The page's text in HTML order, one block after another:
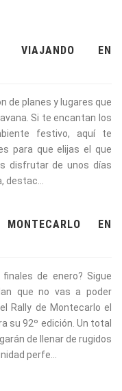
VIAJANDO EN
de planes y lugares que
Si te encantan los
festivo, aquí te
para que elijas el que
disfrutar de unos días
EN
de enero? Sigue
que no vas a poder
Rally de Montecarlo el
su 92º edición. Un total
de llenar de rugidos
perfe...